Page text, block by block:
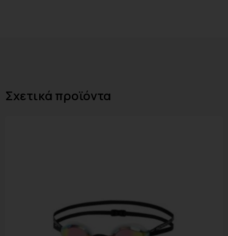
Σχετικά προϊόντα